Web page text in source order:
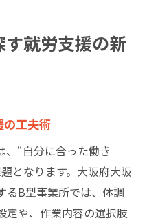
就労支援の新
の工夫術
、“自分に合った働き
となります。大阪府大阪
るB型事業所では、体調
定や、作業内容の選択肢